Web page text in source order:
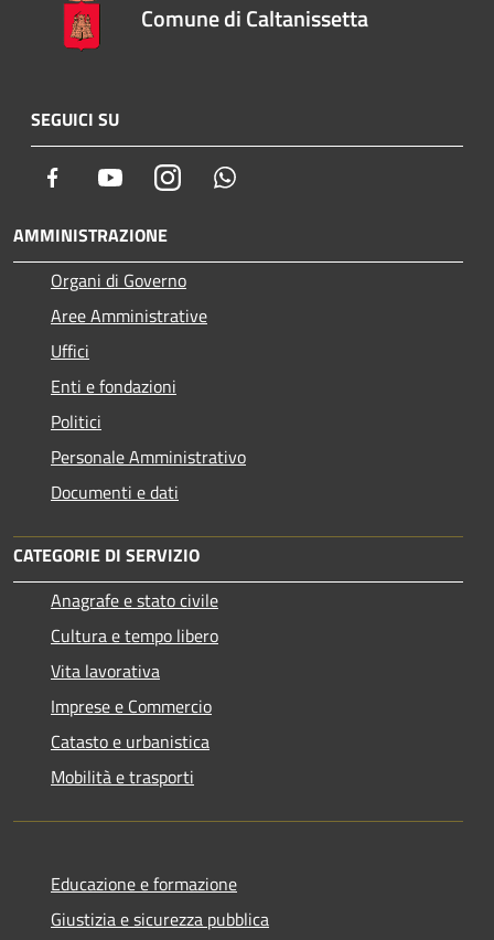
Comune di Caltanissetta
SEGUICI SU
Facebook YoutubeInstagram
AMMINISTRAZIONE
Organi di Governo
Aree Amministrative
Uffici
Enti e fondazioni
Politici
Personale Amministrativo
Documenti e dati
CATEGORIE DI SERVIZIO
Anagrafe e stato civile
Cultura e tempo libero
Vita lavorativa
Imprese e Commercio
Catasto e urbanistica
Mobilità e trasporti
Educazione e formazione
Giustizia e sicurezza pubblica